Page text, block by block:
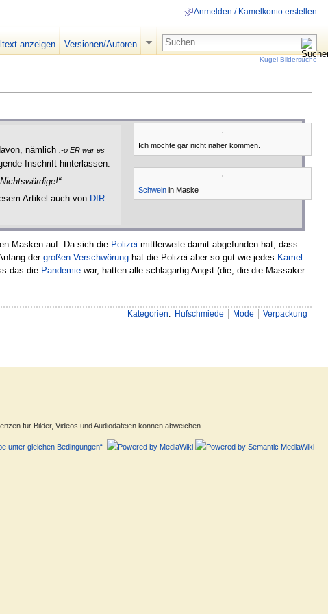
Ich möchte gar nicht näher kommen.
Schwein in Maske
nämlich :-o ER war es
Inschrift hinterlassen:
Artikel auch von DIR
Masken auf. Da sich die Polizei mittlerweile damit abgefunden hat, dass
der großen Verschwörung hat die Polizei aber so gut wie jedes Kamel
das die Pandemie war, hatten alle schlagartig Angst (die, die die Massaker
Kategorien: Hufschmiede Mode Verpackung
Anmelden / Kamelkonto erstellen
anzeigen Versionen/Autoren
Kugel-Bildersuche
für Bilder, Videos und Audiodateien können abweichen.